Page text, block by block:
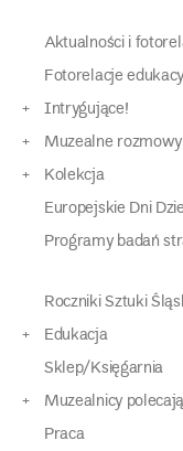
Aktualności i
Fotorelacje
Intrygujące!
Muzealne rozmowy
Kolekcja
Europejskie Dni
Programy badań
Roczniki Sztuki
Edukacja
Sklep/Księgarnia
Muzealnicy polecają
Praca